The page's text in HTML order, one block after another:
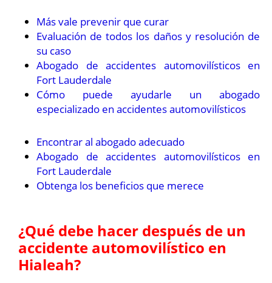
Más vale prevenir que curar
Evaluación de todos los daños y resolución de
su caso
Abogado de accidentes automovilísticos en
Fort Lauderdale
Cómo puede ayudarle un abogado
especializado en accidentes automovilísticos
Encontrar al abogado adecuado
Abogado de accidentes automovilísticos en
Fort Lauderdale
Obtenga los beneficios que merece
¿Qué debe hacer después de un
accidente automovilístico en
Hialeah?